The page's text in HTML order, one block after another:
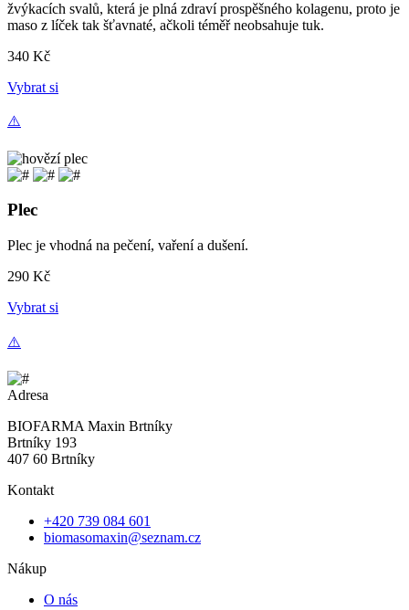
žvýkacích svalů, která je plná zdraví prospěšného kolagenu, proto je
maso z líček tak šťavnaté, ačkoli téměř neobsahuje tuk.
340 Kč
Vybrat si
Plec
Plec je vhodná na pečení, vaření a dušení.
290 Kč
Vybrat si
Adresa
BIOFARMA Maxin Brtníky
Brtníky 193
407 60 Brtníky
Kontakt
+420 739 084 601
biomasomaxin@seznam.cz
Nákup
O nás